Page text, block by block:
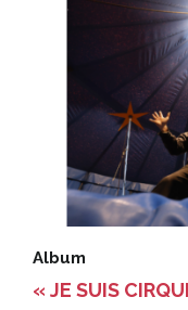
Album
« JE SUIS